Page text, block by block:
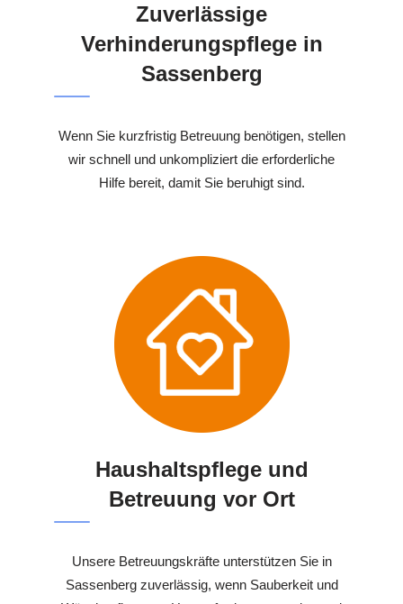
Zuverlässige
Verhinderungspflege in
Sassenberg
Wenn Sie kurzfristig Betreuung benötigen, stellen
wir schnell und unkompliziert die erforderliche
Hilfe bereit, damit Sie beruhigt sind.
Haushaltspflege und
Betreuung vor Ort
Unsere Betreuungskräfte unterstützen Sie in
Sassenberg zuverlässig, wenn Sauberkeit und